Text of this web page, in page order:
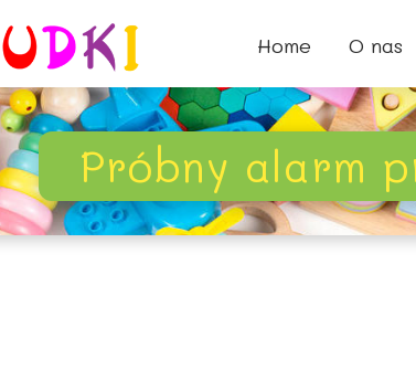
Home O nas
Próbny alarm